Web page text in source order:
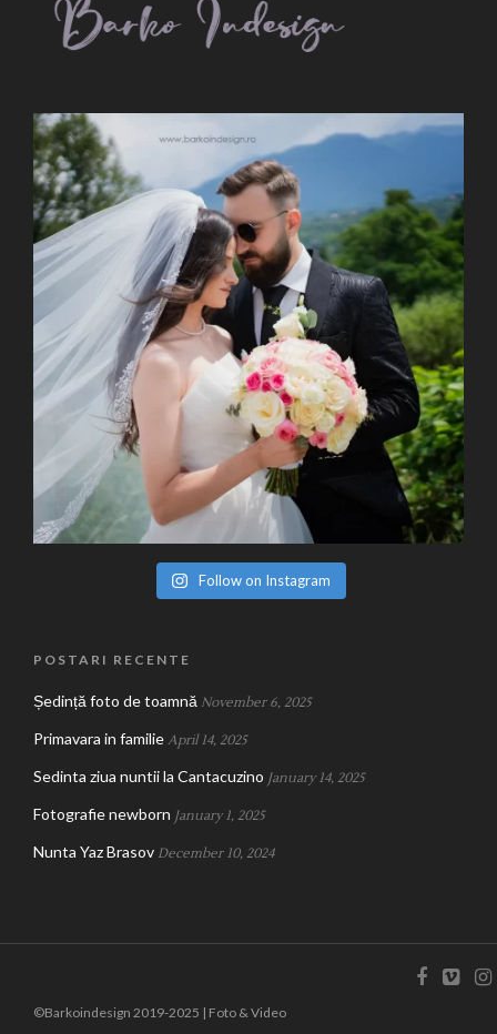
Follow on Instagram
POSTARI RECENTE
Ședință foto de toamnă November 6, 2025
Primavara in familie April 14, 2025
Sedinta ziua nuntii la Cantacuzino January 14, 2025
Fotografie newborn January 1, 2025
Nunta Yaz Brasov December 10, 2024
©Barkoindesign 2019-2025 | Foto & Video